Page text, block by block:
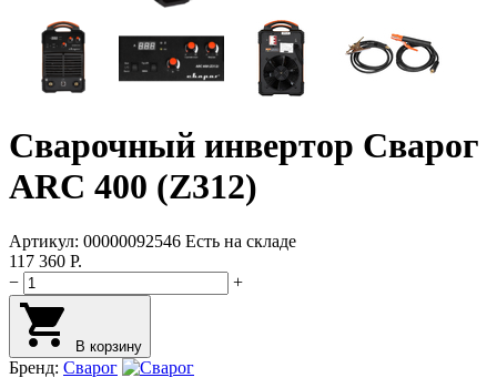
Cварочный инвертор Сварог
ARC 400 (Z312)
Артикул: 00000092546 Есть на складе
117 360 Р.
−
+
В корзину
Бренд: Сварог